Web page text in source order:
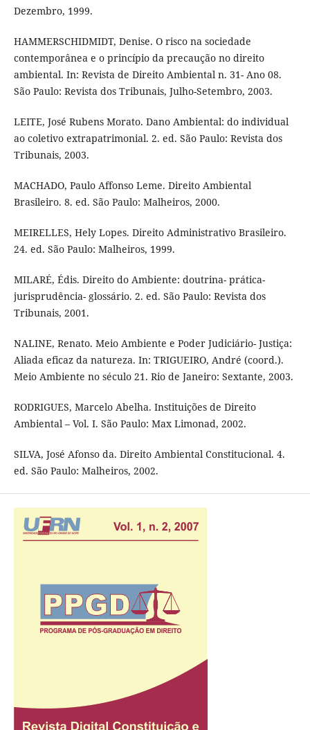
Dezembro, 1999.
HAMMERSCHIDMIDT, Denise. O risco na sociedade
contemporânea e o princípio da precaução no direito
ambiental. In: Revista de Direito Ambiental n. 31- Ano 08.
São Paulo: Revista dos Tribunais, Julho-Setembro, 2003.
LEITE, José Rubens Morato. Dano Ambiental: do individual
ao coletivo extrapatrimonial. 2. ed. São Paulo: Revista dos
Tribunais, 2003.
MACHADO, Paulo Affonso Leme. Direito Ambiental
Brasileiro. 8. ed. São Paulo: Malheiros, 2000.
MEIRELLES, Hely Lopes. Direito Administrativo Brasileiro.
24. ed. São Paulo: Malheiros, 1999.
MILARÉ, Édis. Direito do Ambiente: doutrina- prática-
jurisprudência- glossário. 2. ed. São Paulo: Revista dos
Tribunais, 2001.
NALINE, Renato. Meio Ambiente e Poder Judiciário- Justiça:
Aliada eficaz da natureza. In: TRIGUEIRO, André (coord.).
Meio Ambiente no século 21. Rio de Janeiro: Sextante, 2003.
RODRIGUES, Marcelo Abelha. Instituições de Direito
Ambiental – Vol. I. São Paulo: Max Limonad, 2002.
SILVA, José Afonso da. Direito Ambiental Constitucional. 4.
ed. São Paulo: Malheiros, 2002.